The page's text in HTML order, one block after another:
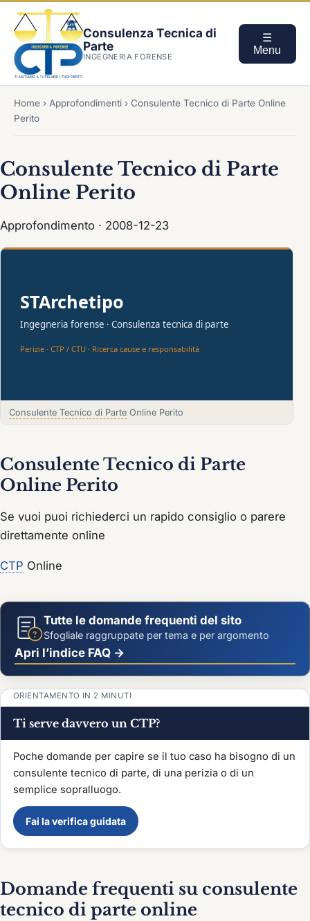
Consulenza Tecnica di
Parte
INGEGNERIA FORENSE
☰
Menu
Home › Approfondimenti › Consulente Tecnico di Parte Online
Perito
Consulente Tecnico di Parte
Online Perito
Approfondimento · 2008-12-23
Consulente Tecnico di Parte Online Perito
Consulente Tecnico di Parte
Online Perito
Se vuoi puoi richiederci un rapido consiglio o parere
direttamente online
CTP Online
?
Tutte le domande frequenti del sito
Sfogliale raggruppate per tema e per argomento
Apri l’indice FAQ →
ORIENTAMENTO IN 2 MINUTI
Ti serve davvero un CTP?
Poche domande per capire se il tuo caso ha bisogno di un
consulente tecnico di parte, di una perizia o di un
semplice sopralluogo.
Fai la verifica guidata
Domande frequenti su consulente
tecnico di parte online